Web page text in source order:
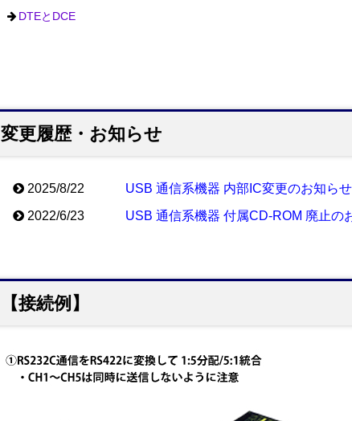
DTEとDCE
変更履歴・お知らせ
2025/8/22
USB 通信系機器 内部IC変更のお知らせ
2022/6/23
USB 通信系機器 付属CD-ROM 廃止の
【接続例】